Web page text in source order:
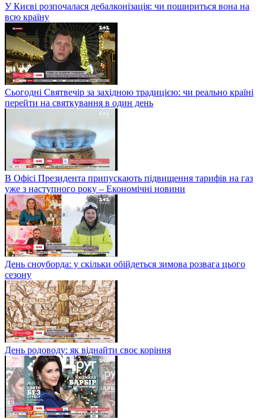
У Києві розпочалася дебалконізація: чи пошириться вона на
всю країну
Сьогодні Святвечір за західною традицією: чи реально країні
перейти на святкування в один день
В Офісі Президента припускають підвищення тарифів на газ
уже з наступного року – Економічні новини
День сноуборда: у скільки обійдеться зимова розвага цього
сезону
День родоводу: як віднайти своє коріння